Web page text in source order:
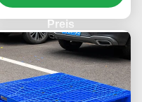
Wege-Eingang, einseitig
Preis